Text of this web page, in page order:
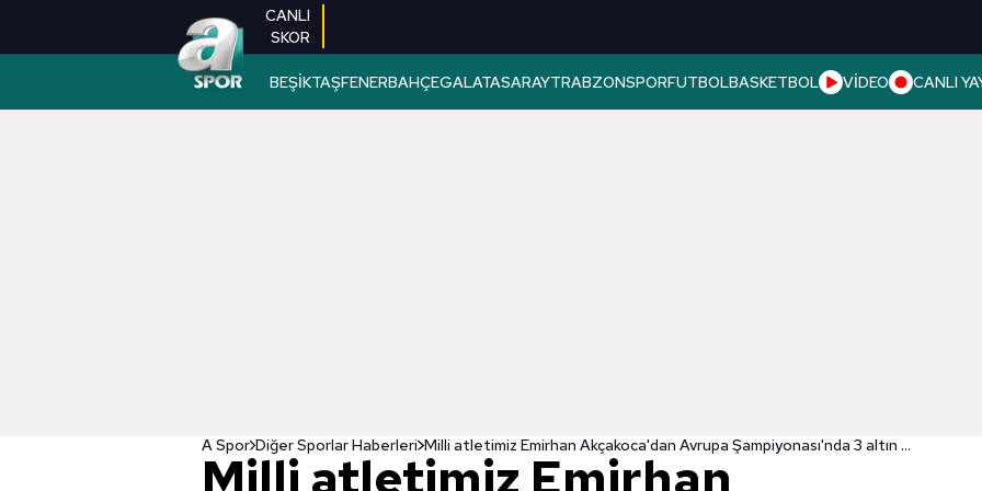
CANLI
SKOR
BEŞİKTAŞFENERBAHÇEGALATASARAYTRABZONSPORFUTBOLBASKETBOL VİDEO CANLI
A Spor Diğer Sporlar Haberleri Milli atletimiz Emirhan Akçakoca'dan Avrupa Şampiyonası'nda 3 altın madalya!
Milli atletimiz Emirhan